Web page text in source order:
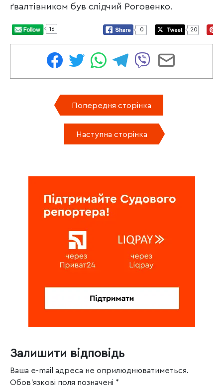
ґвалтівником був слідчий Роговенко.
16 0 20
Попередня сторінка
Наступна сторінка
Залишити відповідь
Ваша e-mail адреса не оприлюднюватиметься.
Обов’язкові поля позначені *